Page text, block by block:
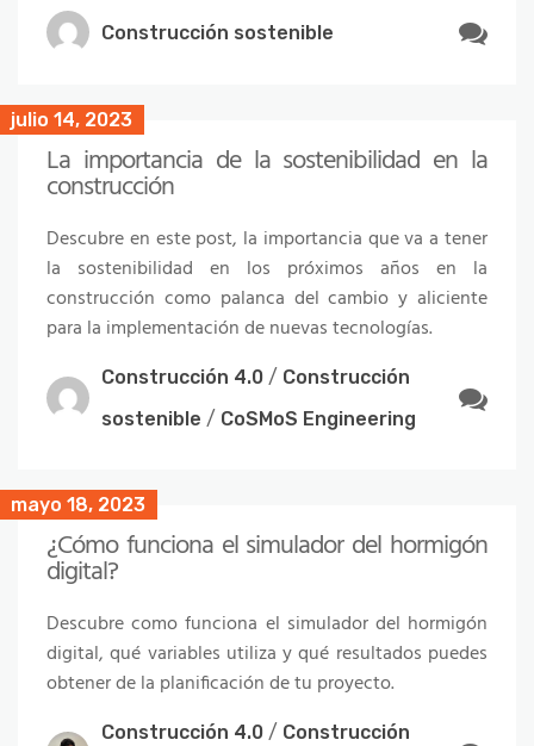
Construcción sostenible
julio 14, 2023
La importancia de la sostenibilidad en la
construcción
Descubre en este post, la importancia que va a tener
la sostenibilidad en los próximos años en la
construcción como palanca del cambio y aliciente
para la implementación de nuevas tecnologías.
Construcción 4.0 / Construcción
sostenible / CoSMoS Engineering
mayo 18, 2023
¿Cómo funciona el simulador del hormigón
digital?
Descubre como funciona el simulador del hormigón
digital, qué variables utiliza y qué resultados puedes
obtener de la planificación de tu proyecto.
Construcción 4.0 / Construcción